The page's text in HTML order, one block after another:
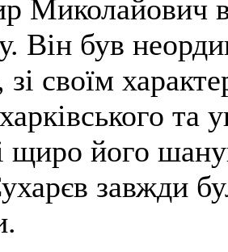
Миколайович
Він був
своїм
та
щиро його
завжди